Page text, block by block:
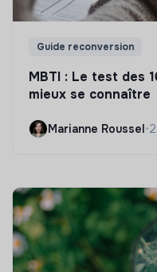
Guide reconversion
MBTI : Le test des
mieux se connaître
Marianne Roussel•